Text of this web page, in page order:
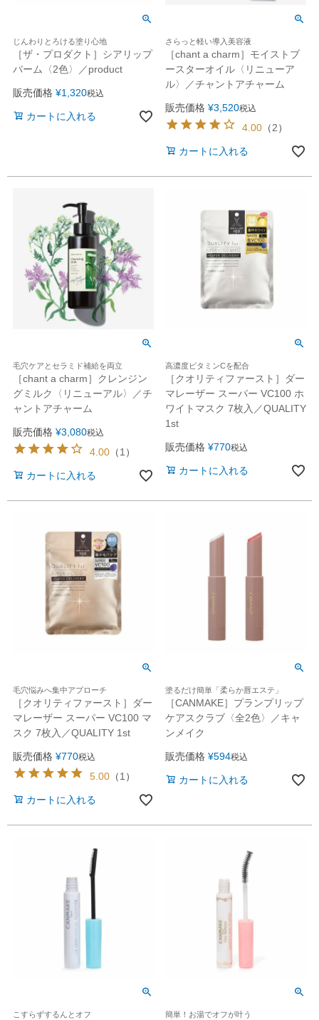
じんわりとろける塗り心地
［ザ・プロダクト］シアリップ
バーム〈2色〉／product
販売価格 ¥1,320税込
カートに入れる
さらっと軽い導入美容液
［chant a charm］モイストブ
ースターオイル〈リニューア
ル〉／チャントアチャーム
販売価格 ¥3,520税込
4.00 （2）
カートに入れる
毛穴ケアとセラミド補給を両立
［chant a charm］クレンジン
グミルク〈リニューアル〉／チ
ャントアチャーム
販売価格 ¥3,080税込
4.00 （1 ）
カートに入れる
高濃度ビタミンCを配合
［クオリティファースト］ダー
マレーザー スーパー VC100 ホ
ワイトマスク 7枚入／QUALITY
1st
販売価格 ¥770税込
カートに入れる
毛穴悩みへ集中アプローチ
［クオリティファースト］ダー
マレーザー スーパー VC100 マ
スク 7枚入／QUALITY 1st
販売価格 ¥770税込
5.00 （1 ）
カートに入れる
塗るだけ簡単「柔らか唇エステ」
［CANMAKE］プランプリップ
ケアスクラブ〈全2色〉／キャ
ンメイク
販売価格 ¥594税込
カートに入れる
こすらずするんとオフ 簡単！お湯でオフが叶う